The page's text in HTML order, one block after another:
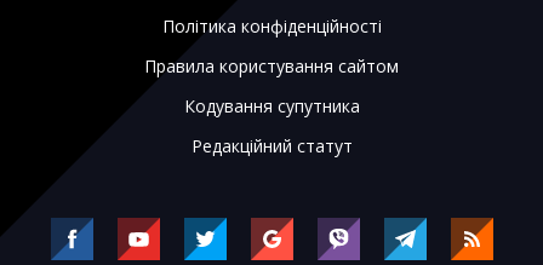
Політика конфіденційності
Правила користування сайтом
Кодування супутника
Редакційний статут